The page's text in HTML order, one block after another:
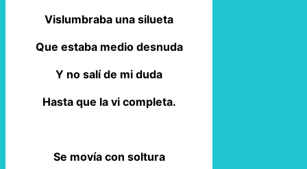
Vislumbraba una silueta
Que estaba medio desnuda
Y no salí de mi duda
Hasta que la vi completa.
Se movía con soltura